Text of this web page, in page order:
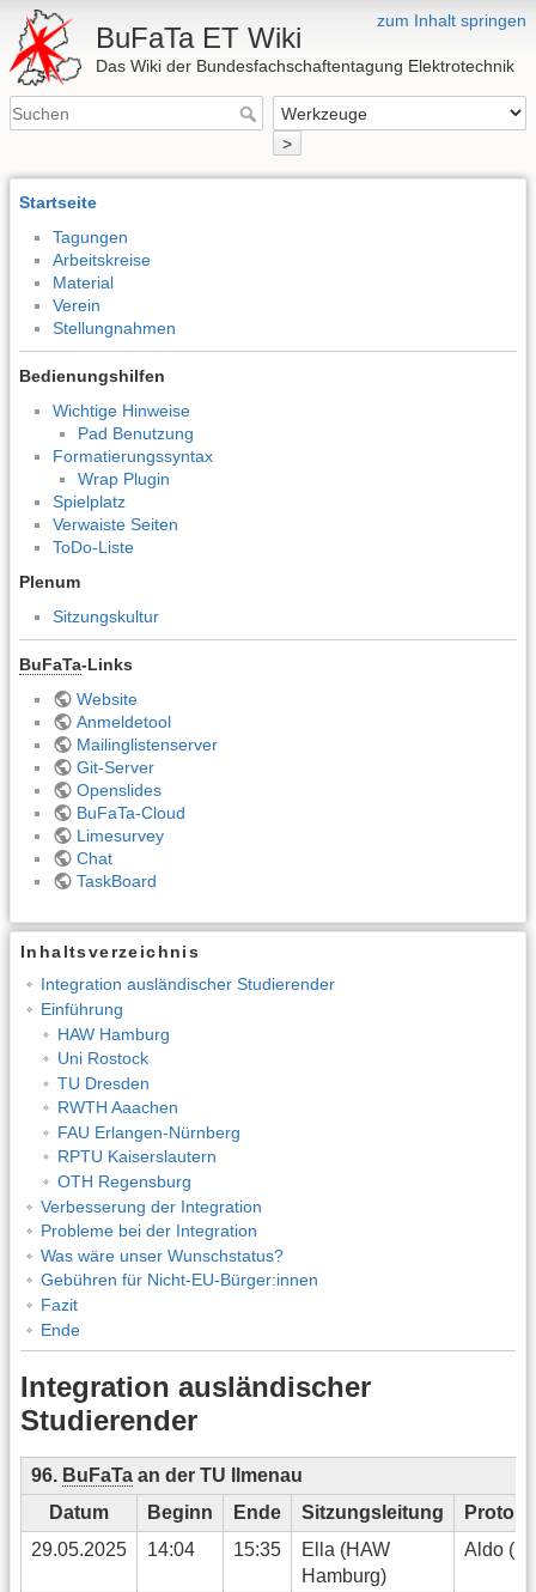
zum Inhalt springen
BuFaTa ET Wiki
Das Wiki der Bundesfachschaftentagung Elektrotechnik
>
Startseite
Tagungen
Arbeitskreise
Material
Verein
Stellungnahmen
Bedienungshilfen
Wichtige Hinweise
Pad Benutzung
Formatierungssyntax
Wrap Plugin
Spielplatz
Verwaiste Seiten
ToDo-Liste
Plenum
Sitzungskultur
BuFaTa-Links
Website
Anmeldetool
Mailinglistenserver
Git-Server
Openslides
BuFaTa-Cloud
Limesurvey
Chat
TaskBoard
Inhaltsverzeichnis
Integration ausländischer Studierender
Einführung
HAW Hamburg
Uni Rostock
TU Dresden
RWTH Aaachen
FAU Erlangen-Nürnberg
RPTU Kaiserslautern
OTH Regensburg
Verbesserung der Integration
Probleme bei der Integration
Was wäre unser Wunschstatus?
Gebühren für Nicht-EU-Bürger:innen
Fazit
Ende
Integration ausländischer
Studierender
96. BuFaTa an der TU Ilmenau
Datum
Beginn Ende Sitzungsleitung
29.05.2025
14:04 15:35
Ella (HAW
Hamburg)
Aldo